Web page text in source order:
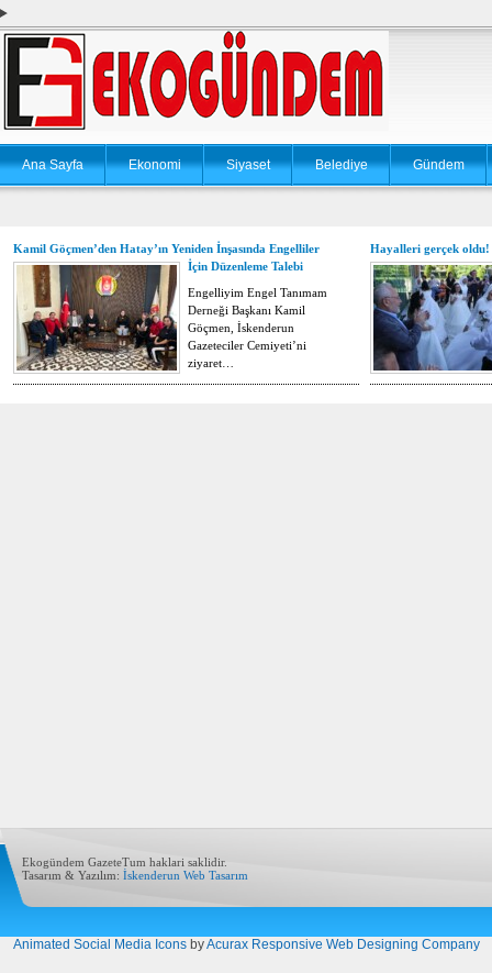
Ana Sayfa Ekonomi Siyaset Belediye Gündem
Kamil Göçmen’den Hatay’ın Yeniden İnşasında Engelliler
İçin Düzenleme Talebi
Engelliyim Engel Tanımam
Derneği Başkanı Kamil
Göçmen, İskenderun
Gazeteciler Cemiyeti’ni
ziyaret…
Hayalleri gerçek oldu!
Ekogündem GazeteTum haklari saklidir.
Tasarım & Yazılım: İskenderun Web Tasarım
Animated Social Media IconsbyAcurax Responsive Web Designing Company